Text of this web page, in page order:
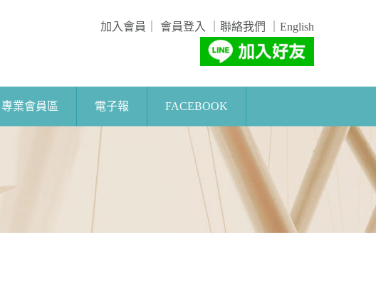
加入會員 會員登入 聯絡我們 English
專業會員區 電子報 FACEBOOK